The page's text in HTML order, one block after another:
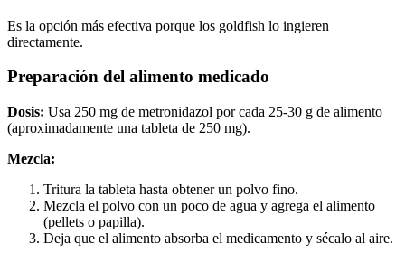
Es la opción más efectiva porque los goldfish lo ingieren
directamente.
Preparación del alimento medicado
Dosis: Usa 250 mg de metronidazol por cada 25-30 g de alimento
(aproximadamente una tableta de 250 mg).
Mezcla:
Tritura la tableta hasta obtener un polvo fino.
Mezcla el polvo con un poco de agua y agrega el alimento
(pellets o papilla).
Deja que el alimento absorba el medicamento y sécalo al aire.